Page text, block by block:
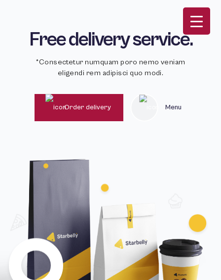
Free delivery service.
*Consectetur numquam poro nemo veniam
eligendi rem adipisci quo modi.
Order delivery Menu